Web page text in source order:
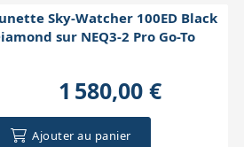
Sky-Watcher 100ED Black
sur NEQ3-2 Pro Go-To
1 580,00 €
Ajouter au panier